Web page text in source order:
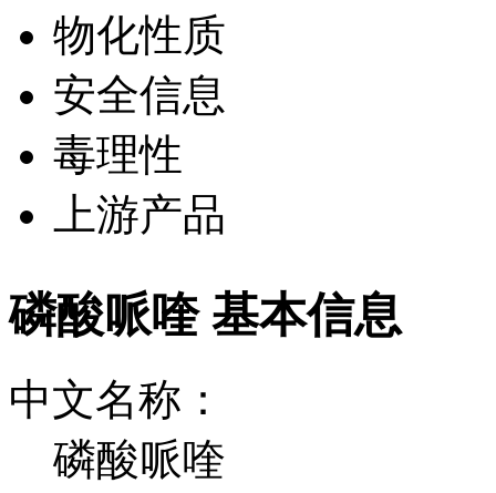
物化性质
安全信息
毒理性
上游产品
磷酸哌喹 基本信息
中文名称：
磷酸哌喹